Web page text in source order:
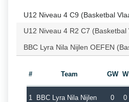
U12 Niveau 4 C9 (Basketbal
U12 Niveau 4 R2 C7 (Basketbal
BBC Lyra Nila Nijlen OEFEN
# Team GW W
1
BBC Lyra Nila Nijlen
0 0